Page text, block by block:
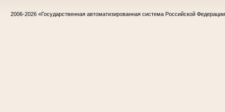
2006-2026 «Государственная автоматизированная система Российской